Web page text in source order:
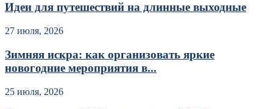
Идеи для путешествий на длинные выходные
27 июля, 2026
Зимняя искра: как организовать яркие
новогодние мероприятия в...
25 июля, 2026